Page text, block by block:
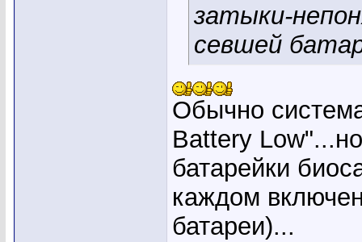
затыки-
севшей
Обычно
Battery
батарейки
каждом
батареи)...